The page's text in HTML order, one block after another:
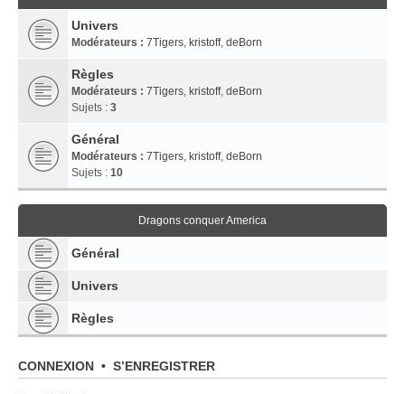
Univers
Modérateurs : 7Tigers, kristoff, deBorn
Règles
Modérateurs : 7Tigers, kristoff, deBorn
Sujets : 3
Général
Modérateurs : 7Tigers, kristoff, deBorn
Sujets : 10
Dragons conquer America
Général
Univers
Règles
CONNEXION • S’ENREGISTRER